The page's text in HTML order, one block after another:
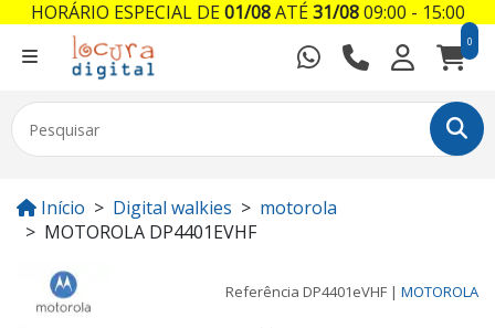
0
Início Digital walkies
motorola
MOTOROLA DP4401EVHF
Referência DP4401eVHF | MOTOROLA
HORÁRIO ESPECIAL DE01/08ATÉ31/0809:00 - 15:00